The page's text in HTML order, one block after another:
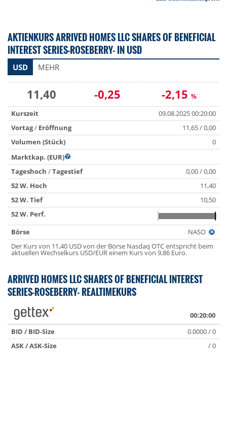
AKTIENKURS ARRIVED HOMES LLC SHARES OF BENEFICIAL
INTEREST SERIES-ROSEBERRY- IN USD
USD MEHR
11,40 -0,25 -2,15 %
Kurszeit
09.08.2025 00:20:00
Vortag/ Eröffnung
11,65 / 0,00
Volumen (Stück)
0
Marktkap. (EUR)
Tageshoch /Tagestief
0,00 / 0,00
52 W. Hoch
11,40
52 W. Tief
10,50
52 W. Perf.
Börse
NASO
Der Kurs von 11,40 USD von der Börse Nasdaq OTC entspricht beim
aktuellen Wechselkurs USD/EUR einem Kurs von 9,86 Euro.
ARRIVED HOMES LLC SHARES OF BENEFICIAL INTEREST
SERIES-ROSEBERRY- REALTIMEKURS
00:20:00
BID / BID-Size
0.0000 / 0
ASK / ASK-Size
/ 0